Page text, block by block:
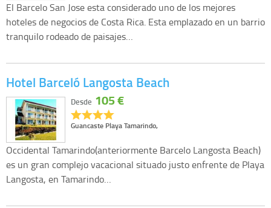
El Barcelo San Jose esta considerado uno de los mejores
hoteles de negocios de Costa Rica. Esta emplazado en un barrio
tranquilo rodeado de paisajes…
Hotel Barceló Langosta Beach
Guancaste Playa Tamarindo,
Desde 105 €
Occidental Tamarindo(anteriormente Barcelo Langosta Beach)
es un gran complejo vacacional situado justo enfrente de Playa
Langosta, en Tamarindo…